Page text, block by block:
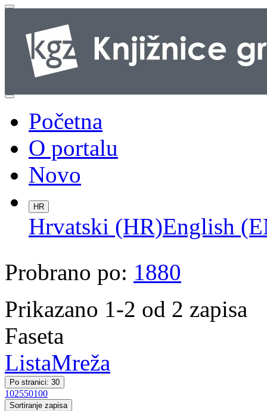
Početna
O portalu
Novo
HR
Hrvatski (HR)English
Probrano po: 1880
Prikazano 1-2 od 2 zapisa
Faseta
ListaMreža
Po stranici: 30
102550100
Sortiranje zapisa